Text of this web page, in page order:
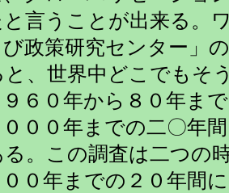
言うことが出来る。
政策研究センター」
、世界中どこでもそ
６０年から８０年ま
０００年までの二〇年
。この調査は二つの
０年までの２０年間